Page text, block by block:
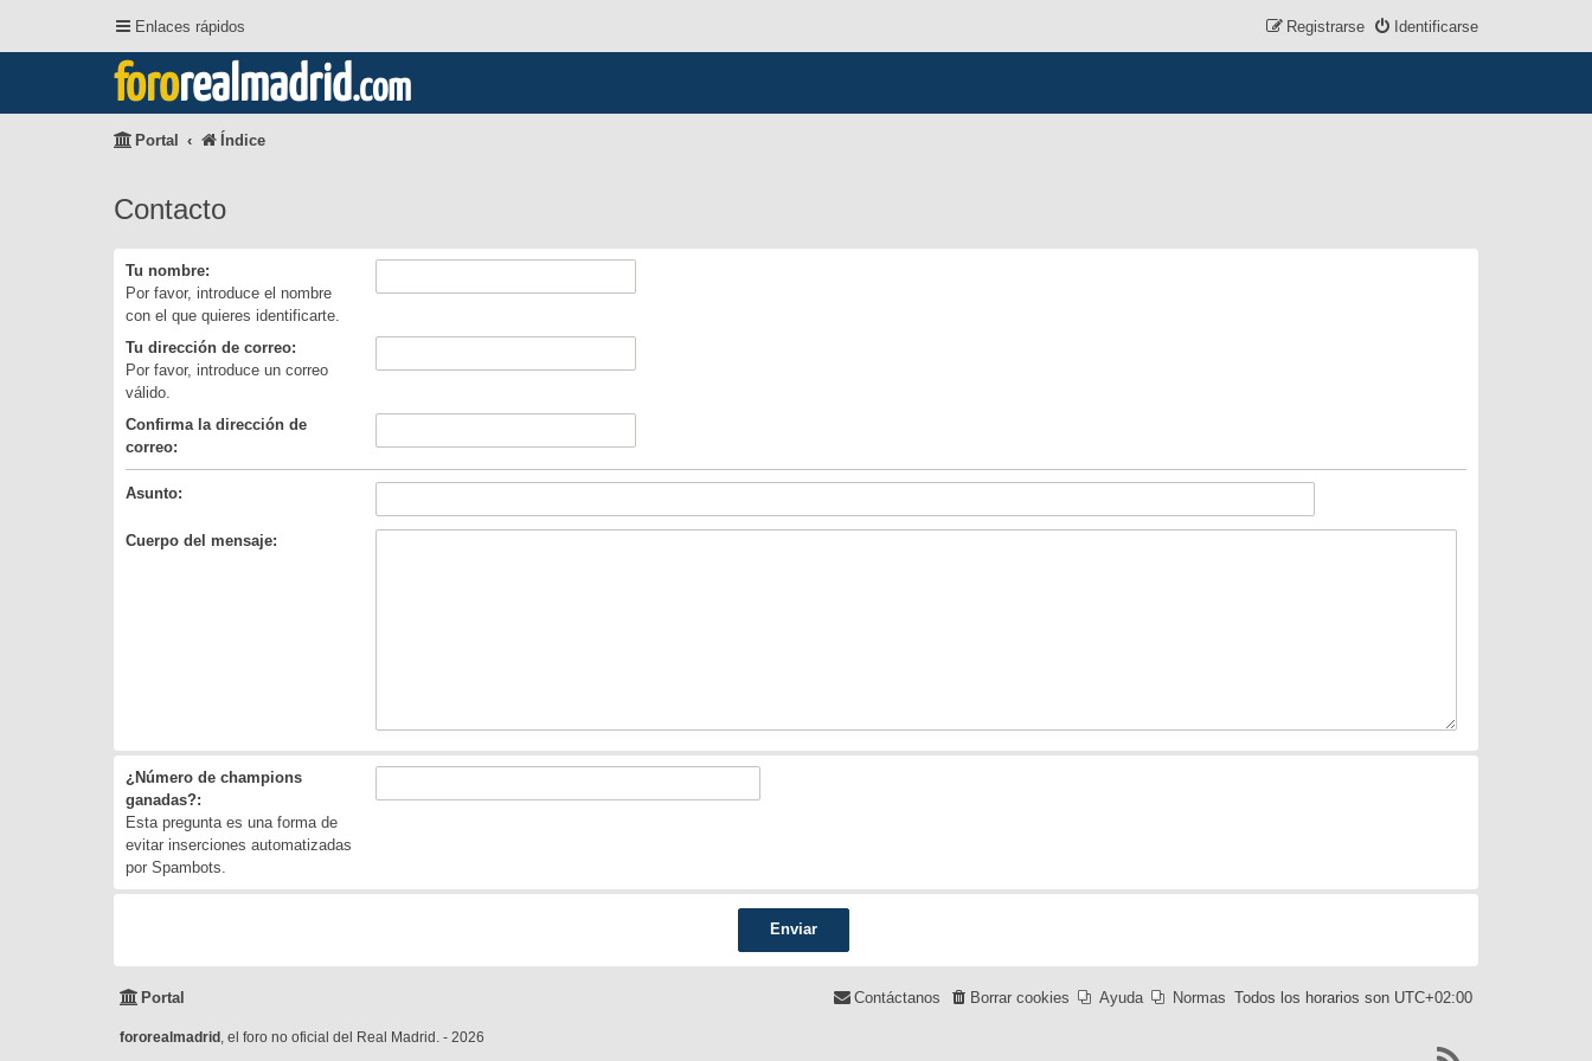
Enlaces rápidos Identificarse
Registrarse
fororealmadrid.com
Portal Índice
Contacto
Tu nombre:
Por favor, introduce el nombre
con el que quieres identificarte.
Tu dirección de correo:
Por favor, introduce un correo
válido.
Confirma la dirección de
correo:
Asunto:
Cuerpo del mensaje:
¿Número de champions
ganadas?:
Esta pregunta es una forma de
evitar inserciones automatizadas
por Spambots.
Portal Todos los horarios son UTC+02:00
Normas
Ayuda
Borrar cookies
Contáctanos
fororealmadrid , el foro no oficial del Real Madrid. - 2026